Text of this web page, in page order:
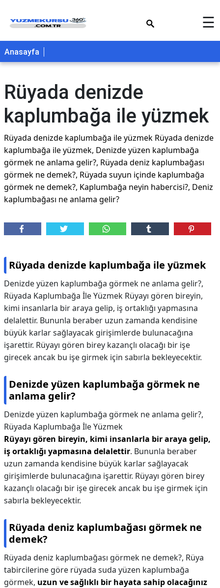
☰
Anasayfa
Rüyada denizde
kaplumbağa ile yüzmek
Rüyada denizde kaplumbağa ile yüzmek Rüyada denizde
kaplumbağa ile yüzmek, Denizde yüzen kaplumbağa
görmek ne anlama gelir?, Rüyada deniz kaplumbağası
görmek ne demek?, Rüyada suyun içinde kaplumbağa
görmek ne demek?, Kaplumbağa neyin habercisi?, Deniz
kaplumbağası ne anlama gelir?
Rüyada denizde kaplumbağa ile yüzmek
Denizde yüzen kaplumbağa görmek ne anlama gelir?,
Rüyada Kaplumbağa İle Yüzmek Rüyayı gören bireyin,
kimi insanlarla bir araya gelip, iş ortaklığı yapmasına
delalettir. Bununla beraber uzun zamanda kendisine
büyük karlar sağlayacak girişimlerde bulunacağına
işarettir. Rüyayı gören birey kazançlı olacağı bir işe
girecek ancak bu işe girmek için sabırla bekleyecektir.
Denizde yüzen kaplumbağa görmek ne
anlama gelir?
Denizde yüzen kaplumbağa görmek ne anlama gelir?,
Rüyada Kaplumbağa İle Yüzmek
Rüyayı gören bireyin, kimi insanlarla bir araya gelip,
iş ortaklığı yapmasına delalettir. Bununla beraber
uzun zamanda kendisine büyük karlar sağlayacak
girişimlerde bulunacağına işarettir. Rüyayı gören birey
kazançlı olacağı bir işe girecek ancak bu işe girmek için
sabırla bekleyecektir.
Rüyada deniz kaplumbağası görmek ne
demek?
Rüyada deniz kaplumbağası görmek ne demek?, Rüya
tabircilerine göre rüyada suda yüzen kaplumbağa
görmek, uzun ve sağlıklı bir hayata sahip olacağınız